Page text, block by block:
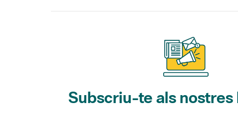
Subscriu-te als